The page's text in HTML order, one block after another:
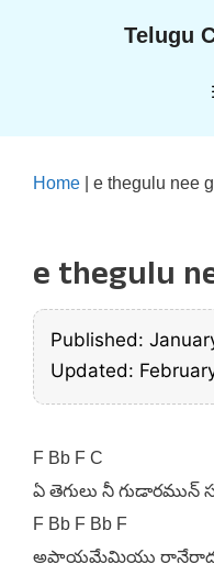
Telugu
Home e thegulu nee
e thegulu
Published:
Updated:
F Bb F C
ఏ తెగులు నీ
F Bb F Bb F
అపాయమేమియు